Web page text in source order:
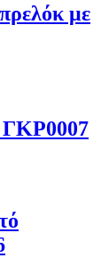
με
ΓΚΡ0007